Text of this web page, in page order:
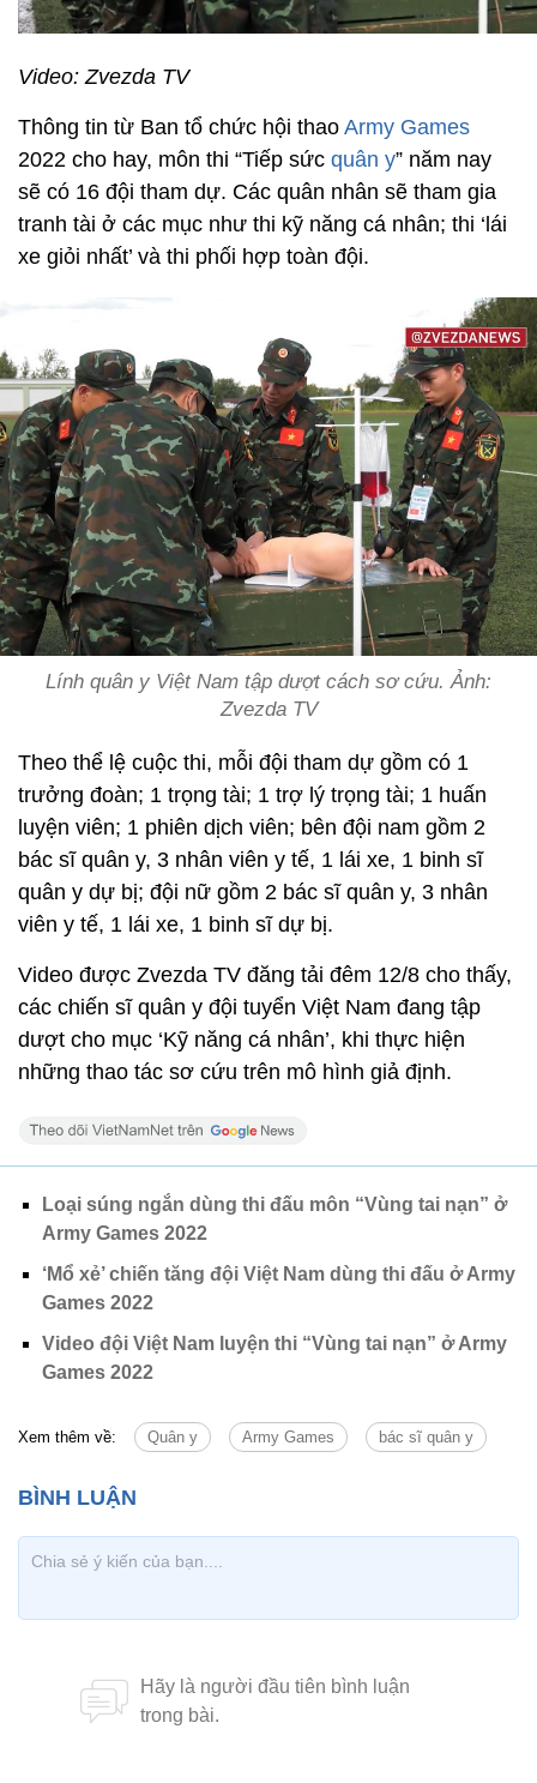
Video: Zvezda TV
Thông tin từ Ban tổ chức hội thao Army Games
2022 cho hay, môn thi “Tiếp sức quân y” năm nay
sẽ có 16 đội tham dự. Các quân nhân sẽ tham gia
tranh tài ở các mục như thi kỹ năng cá nhân; thi ‘lái
xe giỏi nhất’ và thi phối hợp toàn đội.
Lính quân y Việt Nam tập dượt cách sơ cứu. Ảnh:
Zvezda TV
Theo thể lệ cuộc thi, mỗi đội tham dự gồm có 1
trưởng đoàn; 1 trọng tài; 1 trợ lý trọng tài; 1 huấn
luyện viên; 1 phiên dịch viên; bên đội nam gồm 2
bác sĩ quân y, 3 nhân viên y tế, 1 lái xe, 1 binh sĩ
quân y dự bị; đội nữ gồm 2 bác sĩ quân y, 3 nhân
viên y tế, 1 lái xe, 1 binh sĩ dự bị.
Video được Zvezda TV đăng tải đêm 12/8 cho thấy,
các chiến sĩ quân y đội tuyển Việt Nam đang tập
dượt cho mục ‘Kỹ năng cá nhân’, khi thực hiện
những thao tác sơ cứu trên mô hình giả định.
Loại súng ngắn dùng thi đấu môn “Vùng tai nạn” ở
Army Games 2022
‘Mổ xẻ’ chiến tăng đội Việt Nam dùng thi đấu ở Army
Games 2022
Video đội Việt Nam luyện thi “Vùng tai nạn” ở Army
Games 2022
Xem thêm về: Quân y Army Games bác sĩ quân y